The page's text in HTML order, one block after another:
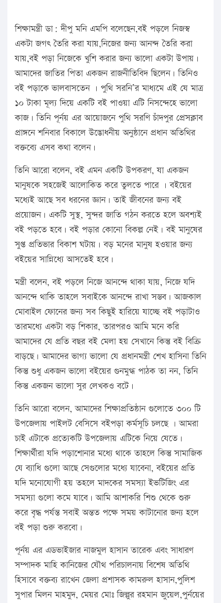
শিক্ষামন্ত্রী ডা: দীপু মনি এমপি বলেছেন,বই পড়লে নিজস্ব
একটা জগৎ তৈরি করা যায়,নিজের জন্য আনন্দ তৈরি করা
যায়,বই পড়া নিজেকে খুশি করার জন্য ভালো একটা উপায়।
আমাদের জাতির পিতা একজন রাজনীতিবিদ ছিলেন। তিনিও
বই পড়াকে ভালবাসতেন । পুথি সরনি’র মাধ্যমে এই যে মাত্র
১০ টাকা মূল্য দিয়ে একটি বই পাওয়া এটি নিসন্দেহে ভালো
কাজ। তিনি পূর্নয় এর আয়োজনে পুথি সরণি চাঁদপুর প্রেসক্লাব
প্রাঙ্গনে শনিবার বিকালে উদ্ভোধনীয় অনুষ্ঠানে প্রধান অতিথির
বক্তব্যে এসব কথা বলেন।
তিনি আরো বলেন, বই এমন একটি উপকরণ, যা একজন
মানুষকে সহজেই আলোকিত করে তুলতে পারে । বইয়ের
মধ্যেই আছে সব ধরনের জ্ঞান। তাই জীবনের জন্য বই
প্রয়োজন। একটি সুস্থ, সুন্দর জাতি গঠন করতে হলে অবশ্যই
বই পড়তে হবে। বই পড়ার কোনো বিকল্প নেই। বই মানুষের
সুপ্ত প্রতিভার বিকাশ ঘটায়। বড় মনের মানুষ হওয়ার জন্য
বইয়ের সান্নিধ্যে আসতেই হবে।
মন্ত্রী বলেন, বই পড়লে নিজে আনন্দে থাকা যায়, নিজে যদি
আনন্দে থাকি তাহলে সবাইকে আনন্দে রাখা সম্ভব। আজকাল
মোবাইল ফোনের জন্য সব কিছুই হারিয়ে যাচ্ছে বই পড়াটাও
তারমধ্যে একটা বড় শিকার, তারপরও আমি মনে করি
আমাদের যে প্রতি বছর বই মেলা হয় সেখানে কিন্তু বই বিক্রি
বাড়ছে। আমাদের ভাগ্য ভালো যে প্রধানমন্ত্রী শেখ হাসিনা তিনি
কিন্তু শুধু একজন ভালো বইয়ের গুনমুগ্ধ পাঠক তা নন, তিনি
কিন্তু একজন ভালো সুর লেখকও বটে।
তিনি আরো বলেন, আমাদের শিক্ষাপ্রতিষ্ঠান গুলোতে ৩০০ টি
উপজেলায় পাইলট বেসিসে বইপড়া কর্মসূচি চলছে । আমরা
চাই এটাকে প্রত্যেকটি উপজেলায় এটিকে নিয়ে যেতে।
শিক্ষার্থীরা যদি পড়াশোনার মধ্যে থাকে তাহলে কিন্তু সামাজিক
যে ব্যাধি গুলো আছে সেগুলোর মধ্যে যাবেনা, বইয়ের প্রতি
যদি মনোযোগী হয় তহলে মাদকের সমস্যা ইভটিজিং এর
সমস্যা গুলো কমে যাবে। আমি আশাকরি শিশু থেকে শুরু
করে বৃদ্ধ পর্যন্ত সবাই অন্তত পক্ষে সময় কাটানোর জন্য হলে
বই পড়া শুরু করবো।
পূর্নয় এর এডভাইজার নাজমুল হাসান তারেক এবং সাধারণ
সম্পাদক মাহি কানিজের যৌথ পরিচালনায় বিশেষ অতিথি
হিসাবে বক্তব্য রাখেন জেলা প্রশাসক কামরুল হাসান,পুলিশ
সুপার মিলন মাহমুদ, মেয়র মোঃ জিল্লুর রহমান জুয়েল,পুর্নয়ের